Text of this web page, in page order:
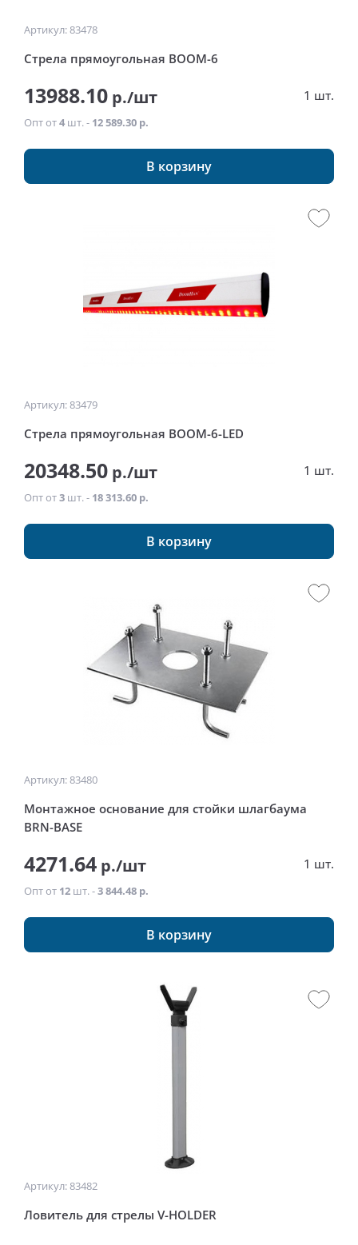
Артикул: 83478
Стрела прямоугольная BOOM-6
13988.10 р./шт 1 шт.
Опт от4 шт. - 12 589.30 р.
В корзину
Артикул: 83479
Стрела прямоугольная BOOM-6-LED
20348.50 р./шт 1 шт.
Опт от3 шт. - 18 313.60 р.
В корзину
Артикул: 83480
Монтажное основание для стойки шлагбаума
BRN-BASE
4271.64 р./шт 1 шт.
Опт от 12 шт. -3 844.48 р.
В корзину
Артикул: 83482
Ловитель для стрелы V-HOLDER